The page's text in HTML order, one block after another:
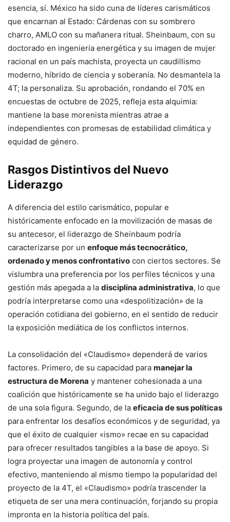
esencia, sí. México ha sido cuna de líderes carismáticos
que encarnan al Estado: Cárdenas con su sombrero
charro, AMLO con su mañanera ritual. Sheinbaum, con su
doctorado en ingeniería energética y su imagen de mujer
racional en un país machista, proyecta un caudillismo
moderno, híbrido de ciencia y soberanía. No desmantela la
4T; la personaliza. Su aprobación, rondando el 70% en
encuestas de octubre de 2025, refleja esta alquimia:
mantiene la base morenista mientras atrae a
independientes con promesas de estabilidad climática y
equidad de género.
Rasgos Distintivos del Nuevo
Liderazgo
A diferencia del estilo carismático, popular e
históricamente enfocado en la movilización de masas de
su antecesor, el liderazgo de Sheinbaum podría
caracterizarse por un enfoque más tecnocrático,
ordenado y menos confrontativo con ciertos sectores. Se
vislumbra una preferencia por los perfiles técnicos y una
gestión más apegada a la disciplina administrativa, lo que
podría interpretarse como una «despolitización» de la
operación cotidiana del gobierno, en el sentido de reducir
la exposición mediática de los conflictos internos.
La consolidación del «Claudismo» dependerá de varios
factores. Primero, de su capacidad para manejar la
estructura de Morena y mantener cohesionada a una
coalición que históricamente se ha unido bajo el liderazgo
de una sola figura. Segundo, de la eficacia de sus políticas
para enfrentar los desafíos económicos y de seguridad, ya
que el éxito de cualquier «ismo» recae en su capacidad
para ofrecer resultados tangibles a la base de apoyo. Si
logra proyectar una imagen de autonomía y control
efectivo, manteniendo al mismo tiempo la popularidad del
proyecto de la 4T, el «Claudismo» podría trascender la
etiqueta de ser una mera continuación, forjando su propia
impronta en la historia política del país.